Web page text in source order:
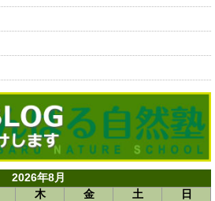
2026年8月
木 金 土
日